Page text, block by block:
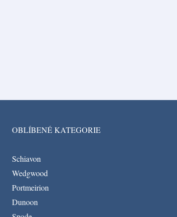
OBLÍBENÉ KATEGORIE
Schiavon
Wedgwood
Portmeirion
Dunoon